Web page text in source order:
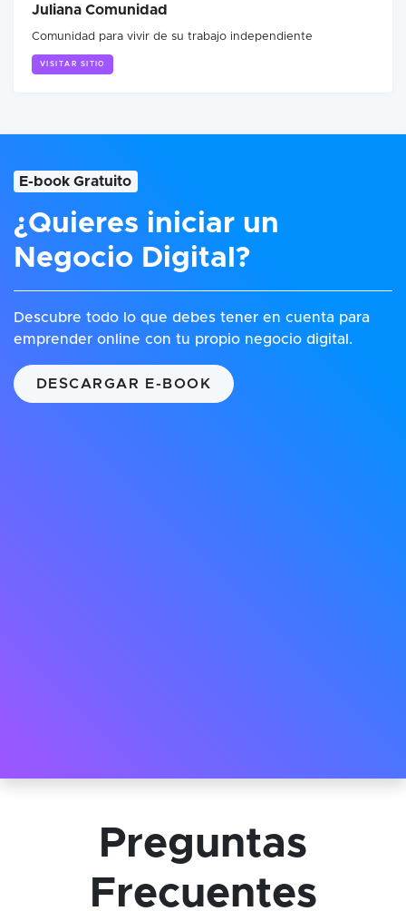
Juliana Comunidad
Comunidad para vivir de su trabajo independiente
VISITAR SITIO
E-book Gratuito
¿Quieres iniciar un
Negocio Digital?
Descubre todo lo que debes tener en cuenta para
emprender online con tu propio negocio digital.
DESCARGAR E-BOOK
Preguntas
Frecuentes